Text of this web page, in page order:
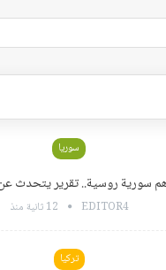
سوريا
سورية روسية.. تقرير يتحدث
EDITOR4 12 ثانية منذ
تركيا